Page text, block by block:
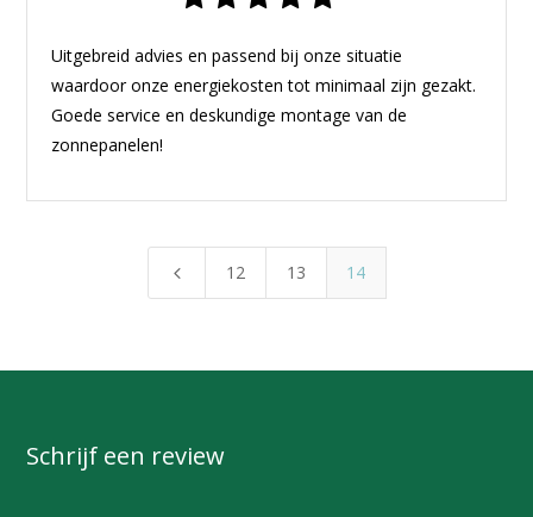
Uitgebreid advies en passend bij onze situatie
waardoor onze energiekosten tot minimaal zijn gezakt.
Goede service en deskundige montage van de
zonnepanelen!
4 12 13 14
Schrijf een review